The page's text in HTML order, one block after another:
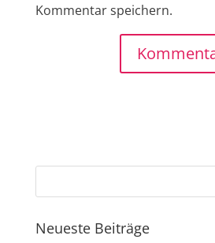
Kommentar speichern.
Neueste Beiträge